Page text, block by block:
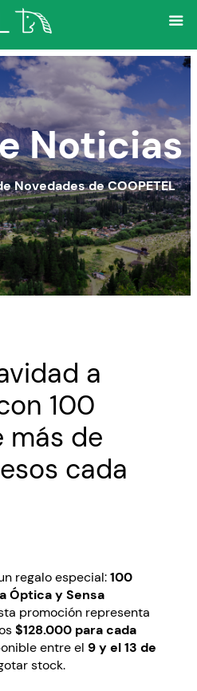
Noticias
Novedades de COOPETEL
a
100
más de
cada
regalo especial:100
Óptica y Sensa
promoción representa
$128.000 para cada
entre el 9 y el 13 de
stock.